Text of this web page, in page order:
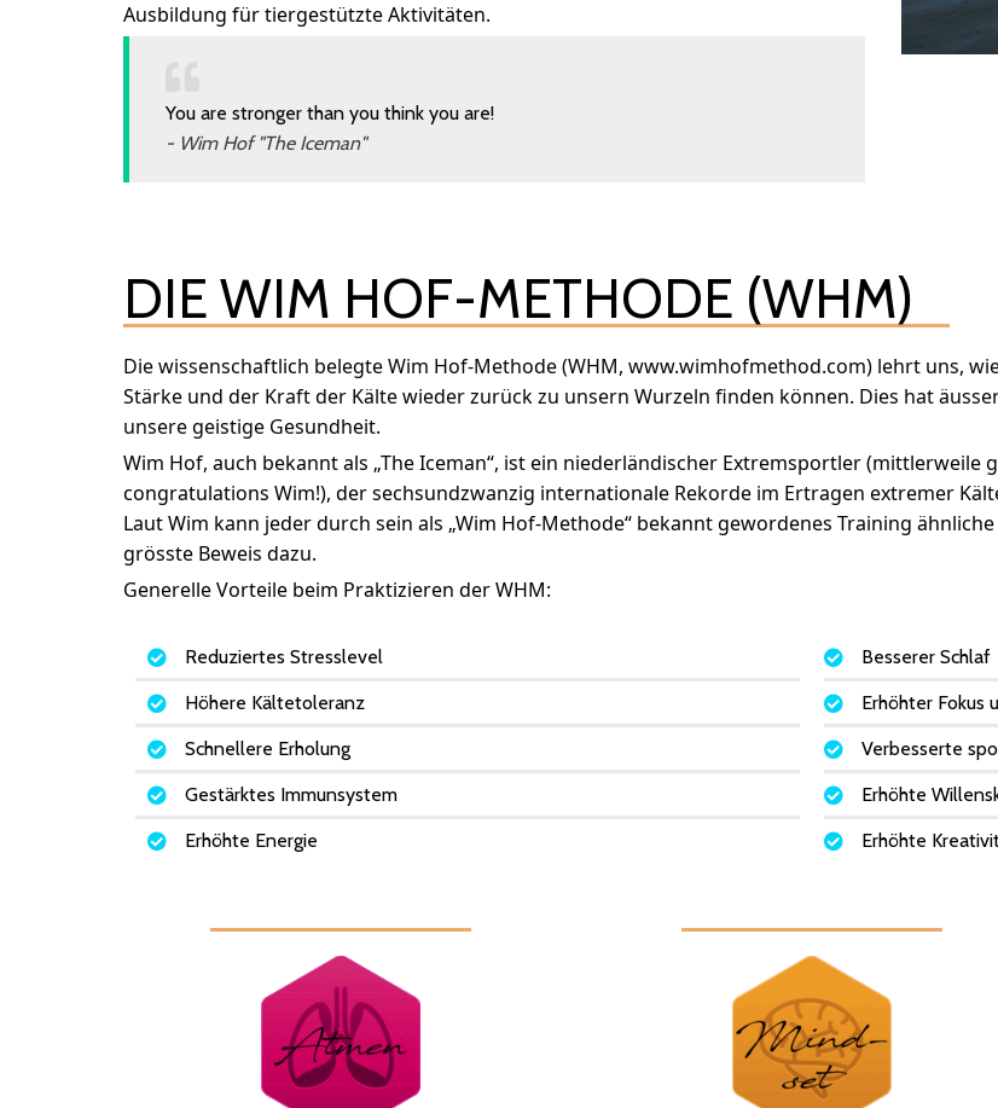
Ausbildung für tiergestützte Aktivitäten.
You are stronger than you think you are!
- Wim Hof "The Iceman"
DIE WIM HOF-METHODE (WHM)
Die wissenschaftlich belegte Wim Hof-Methode (WHM, www.wimhofmethod.com) lehrt uns,
Stärke und der Kraft der Kälte wieder zurück zu unsern Wurzeln finden können. Dies hat
unsere geistige Gesundheit.
Wim Hof, auch bekannt als „The Iceman“, ist ein niederländischer Extremsportler (mittlerweile
congratulations Wim!), der sechsundzwanzig internationale Rekorde im Ertragen extremer
Laut Wim kann jeder durch sein als „Wim Hof-Methode“ bekannt gewordenes Training
grösste Beweis dazu.
Generelle Vorteile beim Praktizieren der WHM:
Reduziertes Stresslevel
Höhere Kältetoleranz
Schnellere Erholung
Gestärktes Immunsystem
Erhöhte Energie
Besserer Schlaf
Erhöhter Fokus
Verbesserte
Erhöhte
Erhöhte